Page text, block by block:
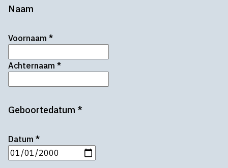
Naam
Voornaam *
Achternaam *
Geboortedatum *
Datum *